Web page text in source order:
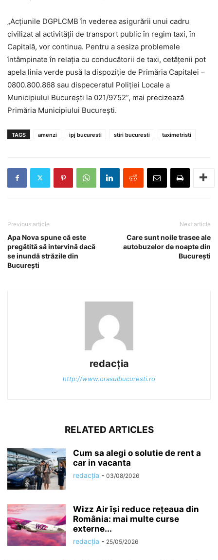
„Acţiunile DGPLCMB în vederea asigurării unui cadru
civilizat al activităţii de transport public în regim taxi, în
Capitală, vor continua. Pentru a sesiza problemele
întâmpinate în relaţia cu conducătorii de taxi, cetăţenii pot
apela linia verde pusă la dispoziţie de Primăria Capitalei –
0800.800.868 sau dispeceratul Poliţiei Locale a
Municipiului Bucureşti la 021/9752”, mai precizează
Primăria Municipiului București.
TAGS amenzi ipj bucuresti stiri bucuresti taximetristi
Previous article
Apa Nova spune că este
pregătită să intervină dacă
se inundă străzile din
București
Next article
Care sunt noile trasee ale
autobuzelor de noapte din
București
redacția
http://www.orasulbucuresti.ro
RELATED ARTICLES
Cum sa alegi o solutie de rent a
car in vacanta
redacția - 03/08/2026
Wizz Air își reduce rețeaua din
România: mai multe curse
externe...
redacția - 25/05/2026